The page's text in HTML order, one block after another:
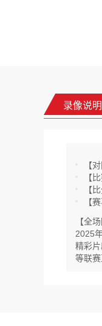
录像说明
【
【
【
【
【全
2025
精彩
等联赛